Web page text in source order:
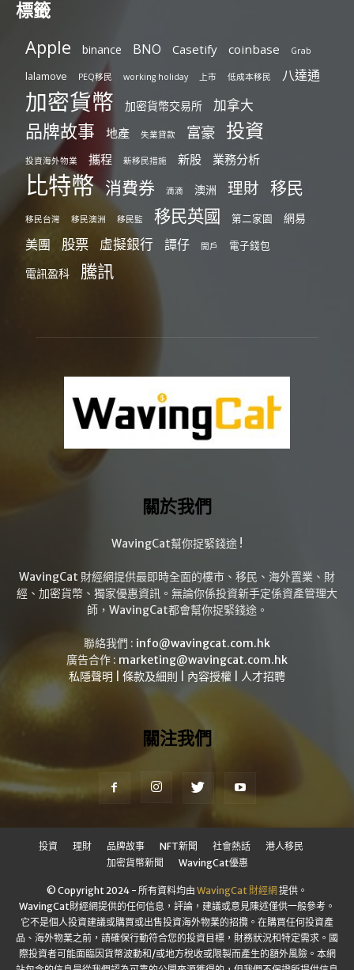
標籤
Apple binance BNO Casetify coinbase Grab
lalamove PEQ移民 working holiday 上市 低成本移民 八達通
加密貨幣 加密貨幣交易所 加拿大
品牌故事 地產 失業貸款 富豪 投資
投資海外物業 攜程 新移民措施 新股 業務分析
比特幣 消費券 滴滴 澳洲 理財 移民
移民台灣 移民澳洲 移民監 移民英國 第二家園 網易
美團 股票 虛擬銀行 譚仔 開戶 電子錢包
電訊盈科 騰訊
關於我們
WavingCat幫你捉緊錢途 !
WavingCat 財經網提供最即時全面的樓市、移民、海外置業、財
經、加密貨幣、獨家優惠資訊。無論你係投資新手定係資產管理大
師，WavingCat都會幫你捉緊錢途。
聯絡我們 : info@wavingcat.com.hk
廣告合作 : marketing@wavingcat.com.hk
私隱聲明
條款及細則 內容授權 人才招聘
關注我們
投資 理財 品牌故事 NFT新聞 社會熱話
港人移民
加密貨幣新聞
WavingCat優惠
© Copyright 2024 - 所有資料均由 WavingCat 財經網提供。
WavingCat財經網提供的任何信息，評論，建議或意見陳述僅供一般參考。
它不是個人投資建議或購買或出售投資海外物業的招攬。在購買任何投資產
品、海外物業之前，請確保行動符合您的投資目標，財務狀況和特定需求。國
際投資者可能面臨因貨幣波動和/或地方稅收或限製而產生的額外風險。本網